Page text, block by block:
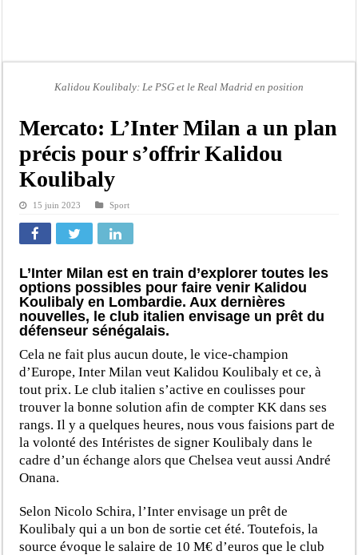
Tivaouane : les recommandations du Khalife général des Tidianes pour le
Dahra Djoloff a vibré au rythme réservant un accueil exceptionnel au Président
Inondations à Linguère, le ministre Idrissa Samb apporte son soutien aux
Affaire Pape Cheikh Diallo et Cie : Ousmane Kane prédit une « cascade de
Kalidou Koulibaly: Le PSG et le Real Madrid en position
Mercato: L’Inter Milan a un plan
précis pour s’offrir Kalidou
Koulibaly
15 juin 2023 Sport
L’Inter Milan est en train d’explorer toutes les
options possibles pour faire venir Kalidou
Koulibaly en Lombardie. Aux dernières
nouvelles, le club italien envisage un prêt du
défenseur sénégalais.
Cela ne fait plus aucun doute, le vice-champion
d’Europe, Inter Milan veut Kalidou Koulibaly et ce, à
tout prix. Le club italien s’active en coulisses pour
trouver la bonne solution afin de compter KK dans ses
rangs. Il y a quelques heures, nous vous faisions part de
la volonté des Intéristes de signer Koulibaly dans le
cadre d’un échange alors que Chelsea veut aussi André
Onana.
Selon Nicolo Schira, l’Inter envisage un prêt de
Koulibaly qui a un bon de sortie cet été. Toutefois, la
source évoque le salaire de 10 M€ d’euros que le club